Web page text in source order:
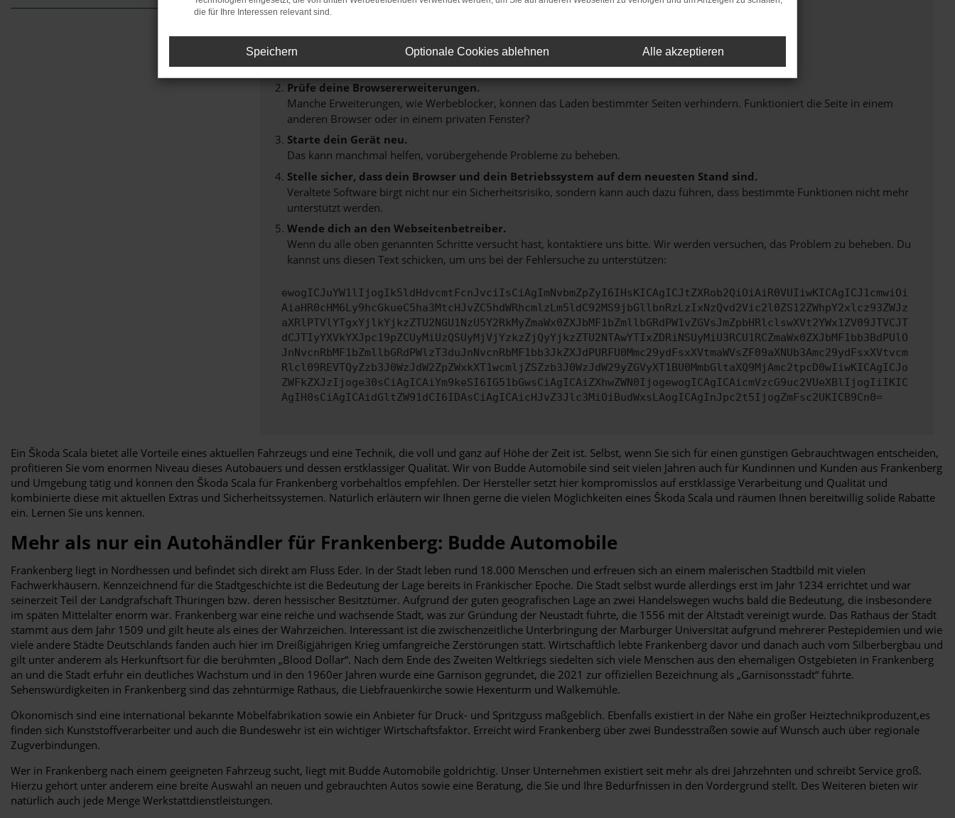
Beim Laden ist ein Fehler aufgetreten.
Überprüfe deine Firewall und deine Internetverbindung.
Laden andere Webseiten, zum Beispiel deine Suchmaschine?
Prüfe deine Browsererweiterungen.
Manche Erweiterungen, wie Werbeblocker, können das Laden bestimmter Seiten verhindern. Funktioniert die Seite in einem
anderen Browser oder in einem privaten Fenster?
Starte dein Gerät neu.
Das kann manchmal helfen, vorübergehende Probleme zu beheben.
Stelle sicher, dass dein Browser und dein Betriebssystem auf dem neuesten Stand sind.
Veraltete Software birgt nicht nur ein Sicherheitsrisiko, sondern kann auch dazu führen, dass bestimmte Funktionen nicht mehr
unterstützt werden.
Wende dich an den Webseitenbetreiber.
Wenn du alle oben genannten Schritte versucht hast, kontaktiere uns bitte. Wir werden versuchen, das Problem zu beheben. Du
kannst uns diesen Text schicken, um uns bei der Fehlersuche zu unterstützen:
ewogICJuYW1lIjogIk5ldHdvcmtFcnJvciIsCiAgImNvbmZpZyI6IHsKICAgICJtZXRob2QiOiAiR0VUIiwKICAgICJ1cmwiOi
AiaHR0cHM6Ly9hcGkueC5ha3MtcHJvZC5hdWRhcmlzLm5ldC92MS9jbGllbnRzLzIxNzQvd2Vic2l0ZS12ZWhpY2xlcz93ZWJz
aXRlPTVlYTgxYjlkYjkzZTU2NGU1NzU5Y2RkMyZmaWx0ZXJbMF1bZmllbGRdPW1vZGVsJmZpbHRlclswXVt2YWx1ZV09JTVCJT
dCJTIyYXVkYXJpc19pZCUyMiUzQSUyMjVjYzkzZjQyYjkzZTU2NTAwYTIxZDRiNSUyMiU3RCU1RCZmaWx0ZXJbMF1bb3BdPUlO
JnNvcnRbMF1bZmllbGRdPWlzT3duJnNvcnRbMF1bb3JkZXJdPURFU0Mmc29ydFsxXVtmaWVsZF09aXNUb3Amc29ydFsxXVtvcm
Rlcl09REVTQyZzb3J0WzJdW2ZpZWxkXT1wcmljZSZzb3J0WzJdW29yZGVyXT1BU0MmbGltaXQ9MjAmc2tpcD0wIiwKICAgICJo
ZWFkZXJzIjoge30sCiAgICAiYm9keSI6IG51bGwsCiAgICAiZXhwZWN0IjogewogICAgICAicmVzcG9uc2VUeXBlIjogIiIKIC
AgIH0sCiAgICAidGltZW91dCI6IDAsCiAgICAicHJvZ3Jlc3MiOiBudWxsLAogICAgInJpc2t5IjogZmFsc2UKICB9Cn0=
Ein Škoda Scala bietet alle Vorteile eines aktuellen Fahrzeugs und eine Technik, die voll und ganz auf Höhe der Zeit ist. Selbst, wenn Sie sich für einen günstigen Gebrauchtwagen entscheiden,
profitieren Sie vom enormen Niveau dieses Autobauers und dessen erstklassiger Qualität. Wir von Budde Automobile sind seit vielen Jahren auch für Kundinnen und Kunden aus Frankenberg
und Umgebung tätig und können den Škoda Scala für Frankenberg vorbehaltlos empfehlen. Der Hersteller setzt hier kompromisslos auf erstklassige Verarbeitung und Qualität und
kombinierte diese mit aktuellen Extras und Sicherheitssystemen. Natürlich erläutern wir Ihnen gerne die vielen Möglichkeiten eines Škoda Scala und räumen Ihnen bereitwillig solide Rabatte
ein. Lernen Sie uns kennen.
Mehr als nur ein Autohändler für Frankenberg: Budde Automobile
Frankenberg liegt in Nordhessen und befindet sich direkt am Fluss Eder. In der Stadt leben rund 18.000 Menschen und erfreuen sich an einem malerischen Stadtbild mit vielen
Fachwerkhäusern. Kennzeichnend für die Stadtgeschichte ist die Bedeutung der Lage bereits in Fränkischer Epoche. Die Stadt selbst wurde allerdings erst im Jahr 1234 errichtet und war
seinerzeit Teil der Landgrafschaft Thüringen bzw. deren hessischer Besitztümer. Aufgrund der guten geografischen Lage an zwei Handelswegen wuchs bald die Bedeutung, die insbesondere
im späten Mittelalter enorm war. Frankenberg war eine reiche und wachsende Stadt, was zur Gründung der Neustadt führte, die 1556 mit der Altstadt vereinigt wurde. Das Rathaus der Stadt
stammt aus dem Jahr 1509 und gilt heute als eines der Wahrzeichen. Interessant ist die zwischenzeitliche Unterbringung der Marburger Universität aufgrund mehrerer Pestepidemien und wie
viele andere Städte Deutschlands fanden auch hier im Dreißigjährigen Krieg umfangreiche Zerstörungen statt. Wirtschaftlich lebte Frankenberg davor und danach auch vom Silberbergbau und
gilt unter anderem als Herkunftsort für die berühmten „Blood Dollar“. Nach dem Ende des Zweiten Weltkriegs siedelten sich viele Menschen aus den ehemaligen Ostgebieten in Frankenberg
an und die Stadt erfuhr ein deutliches Wachstum und in den 1960er Jahren wurde eine Garnison gegründet, die 2021 zur offiziellen Bezeichnung als „Garnisonsstadt“ führte.
Sehenswürdigkeiten in Frankenberg sind das zehntürmige Rathaus, die Liebfrauenkirche sowie Hexenturm und Walkemühle.
Ökonomisch sind eine international bekannte Möbelfabrikation sowie ein Anbieter für Druck- und Spritzguss maßgeblich. Ebenfalls existiert in der Nähe ein großer Heiztechnikproduzent,es
finden sich Kunststoffverarbeiter und auch die Bundeswehr ist ein wichtiger Wirtschaftsfaktor. Erreicht wird Frankenberg über zwei Bundesstraßen sowie auf Wunsch auch über regionale
Zugverbindungen.
Wer in Frankenberg nach einem geeigneten Fahrzeug sucht, liegt mit Budde Automobile goldrichtig. Unser Unternehmen existiert seit mehr als drei Jahrzehnten und schreibt Service groß.
Hierzu gehört unter anderem eine breite Auswahl an neuen und gebrauchten Autos sowie eine Beratung, die Sie und Ihre Bedürfnissen in den Vordergrund stellt. Des Weiteren bieten wir
natürlich auch jede Menge Werkstattdienstleistungen.
die für Ihre Interessen relevant sind.
Speichern Optionale Cookies ablehnen Alle akzeptieren